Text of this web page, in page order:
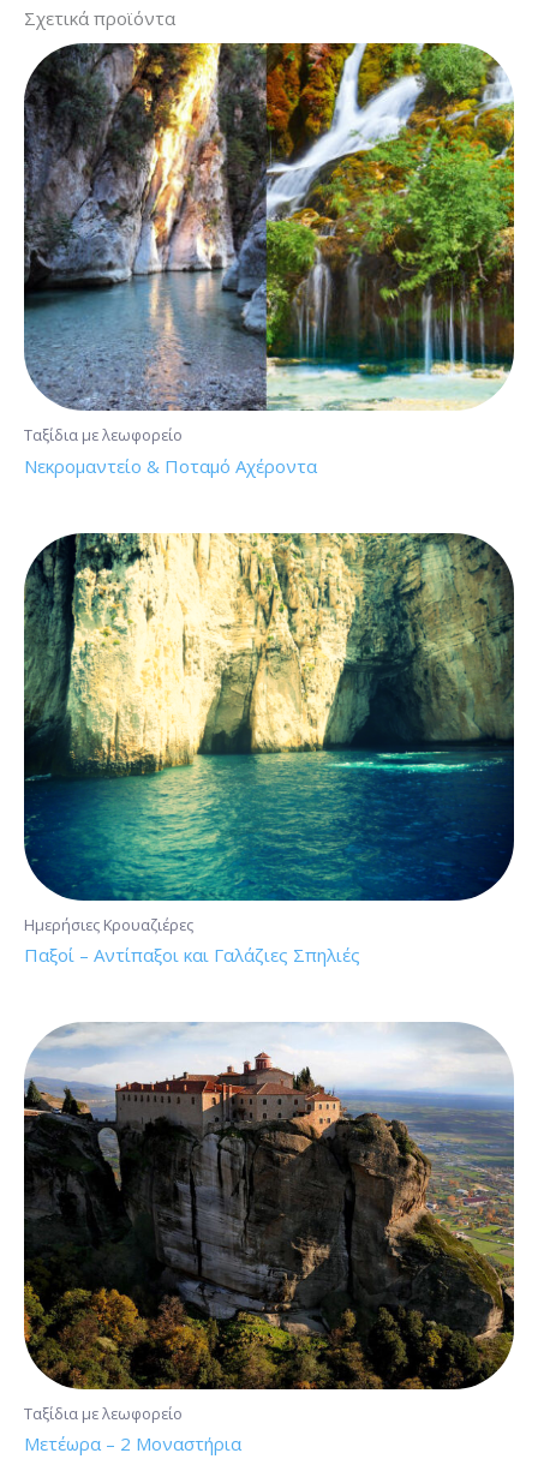
Σχετικά προϊόντα
Ταξίδια με λεωφορείο
Νεκρομαντείο & Ποταμό Αχέροντα
Ημερήσιες Κρουαζιέρες
Παξοί – Αντίπαξοι και Γαλάζιες Σπηλιές
Ταξίδια με λεωφορείο
Μετέωρα – 2 Μοναστήρια